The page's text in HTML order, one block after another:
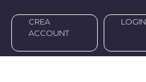
CREA
ACCOUNT
LOGIN